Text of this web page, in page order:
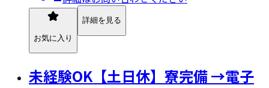
お気に入り
詳細を見る
未経験OK【土日休】寮完備 →電子